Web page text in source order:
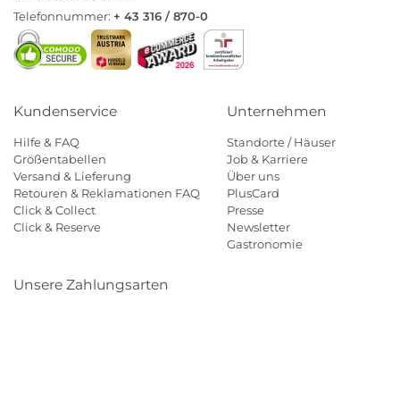
Telefonnummer: + 43 316 / 870-0
Kundenservice
Hilfe & FAQ
Größentabellen
Versand & Lieferung
Retouren & Reklamationen FAQ
Click & Collect
Click & Reserve
Unternehmen
Standorte / Häuser
Job & Karriere
Über uns
PlusCard
Presse
Newsletter
Gastronomie
Unsere Zahlungsarten